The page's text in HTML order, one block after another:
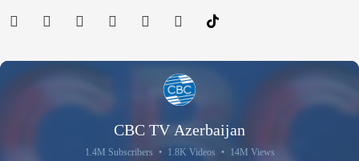
CBC TV Azerbaijan
1.4M Subscribers • 1.8K Videos • 14M Views